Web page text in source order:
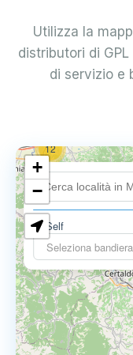
Utilizza la
distributori di
di servizio e
Self
Seleziona bandiera
3
12
+
−